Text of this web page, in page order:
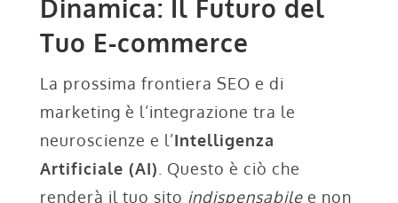
Dinamica: Il Futuro del
Tuo E-commerce
La prossima frontiera SEO e di
marketing è l’integrazione tra le
neuroscienze e l’Intelligenza
Artificiale (AI) . Questo è ciò che
renderà il tuo sito indispensabilee non